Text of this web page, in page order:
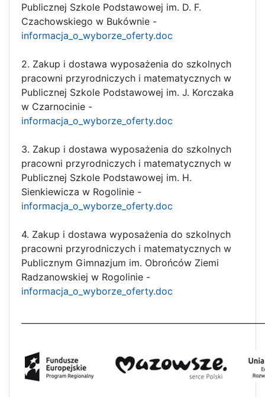
Publicznej Szkole Podstawowej im. D. F.
Czachowskiego w Bukównie -
informacja_o_wyborze_oferty.doc
2. Zakup i dostawa wyposażenia do szkolnych
pracowni przyrodniczych i matematycznych w
Publicznej Szkole Podstawowej im. J. Korczaka
w Czarnocinie -
informacja_o_wyborze_oferty.doc
3. Zakup i dostawa wyposażenia do szkolnych
pracowni przyrodniczych i matematycznych w
Publicznej Szkole Podstawowej im. H.
Sienkiewicza w Rogolinie -
informacja_o_wyborze_oferty.doc
4. Zakup i dostawa wyposażenia do szkolnych
pracowni przyrodniczych i matematycznych w
Publicznym Gimnazjum im. Obrońców Ziemi
Radzanowskiej w Rogolinie -
informacja_o_wyborze_oferty.doc